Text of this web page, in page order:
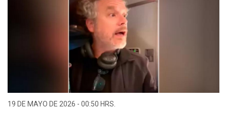
19 DE MAYO DE 2026 - 00:50 HRS.